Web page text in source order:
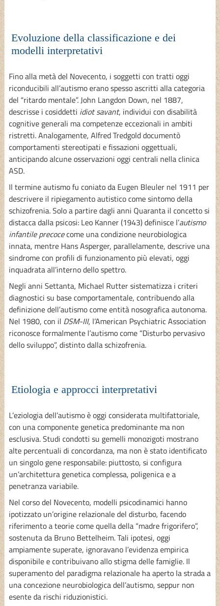
Evoluzione della classificazione e dei
modelli interpretativi
Fino alla metà del Novecento, i soggetti con tratti oggi
riconducibili all’autismo erano spesso ascritti alla categoria
del “ritardo mentale”. John Langdon Down, nel 1887,
descrisse i cosiddetti idiot savant, individui con disabilità
cognitive generali ma competenze eccezionali in ambiti
ristretti. Analogamente, Alfred Tredgold documentò
comportamenti stereotipati e fissazioni oggettuali,
anticipando alcune osservazioni oggi centrali nella clinica
ASD.
Il termine autismo fu coniato da Eugen Bleuler nel 1911 per
descrivere il ripiegamento autistico come sintomo della
schizofrenia. Solo a partire dagli anni Quaranta il concetto si
distacca dalla psicosi: Leo Kanner (1943) definisce l’autismo
infantile precocecome una condizione neurobiologica
innata, mentre Hans Asperger, parallelamente, descrive una
sindrome con profili di funzionamento più elevati, oggi
inquadrata all’interno dello spettro.
Negli anni Settanta, Michael Rutter sistematizza i criteri
diagnostici su base comportamentale, contribuendo alla
definizione dell’autismo come entità nosografica autonoma.
Nel 1980, con il DSM-III, l’American Psychiatric Association
riconosce formalmente l’autismo come “Disturbo pervasivo
dello sviluppo”, distinto dalla schizofrenia.
Etiologia e approcci interpretativi
L’eziologia dell’autismo è oggi considerata multifattoriale,
con una componente genetica predominante ma non
esclusiva. Studi condotti su gemelli monozigoti mostrano
alte percentuali di concordanza, ma non è stato identificato
un singolo gene responsabile: piuttosto, si configura
un’architettura genetica complessa, poligenica e a
penetranza variabile.
Nel corso del Novecento, modelli psicodinamici hanno
ipotizzato un’origine relazionale del disturbo, facendo
riferimento a teorie come quella della “madre frigorifero”,
sostenuta da Bruno Bettelheim. Tali ipotesi, oggi
ampiamente superate, ignoravano l’evidenza empirica
disponibile e contribuivano allo stigma delle famiglie. Il
superamento del paradigma relazionale ha aperto la strada a
una concezione neurobiologica dell’autismo, seppur non
esente da rischi riduzionistici.